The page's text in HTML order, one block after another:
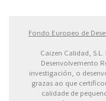
Fondo Europeo de
Caizen Calidad,
Desenvolvemento
investigación, o
grazas ao que
calidade de